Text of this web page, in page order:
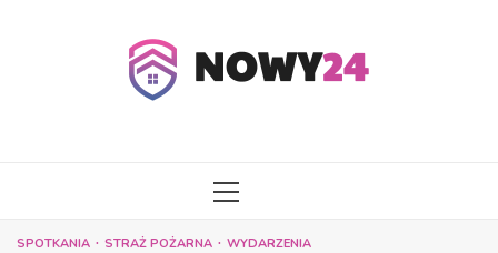
MENU
SPOTKANIA STRAŻ POŻARNA WYDARZENIA